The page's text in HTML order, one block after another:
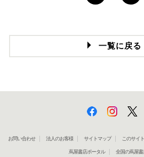
一覧に戻る
お問い合わせ 法人のお客様 サイトマップ このサイ
蔦屋書店ポータル 全国の蔦屋書